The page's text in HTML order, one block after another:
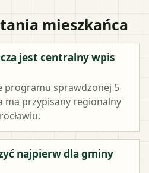
mieszkańca
jest centralny wpis
programu sprawdzonej 5
ma przypisany regionalny
najpierw dla gminy